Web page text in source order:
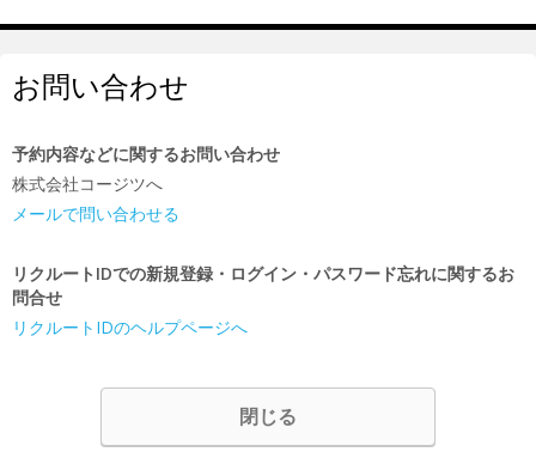
お問い合わせ
予約内容などに関するお問い合わせ
株式会社コージツへ
メールで問い合わせる
リクルートIDでの新規登録・ログイン・パスワード忘れに関するお
問合せ
リクルートIDのヘルプページへ
閉じる